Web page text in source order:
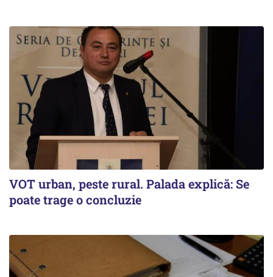
VOT urban, peste rural. Palada explică: Se
poate trage o concluzie